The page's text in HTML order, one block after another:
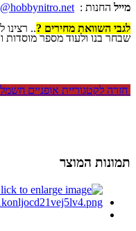
מייל החנות :
לגבי השוואת מחירים ?.. רצינו
שבחר בנו ולעוד מספר מוסדות
חזרה לקטגוריית אופניים
תמונות המוצר